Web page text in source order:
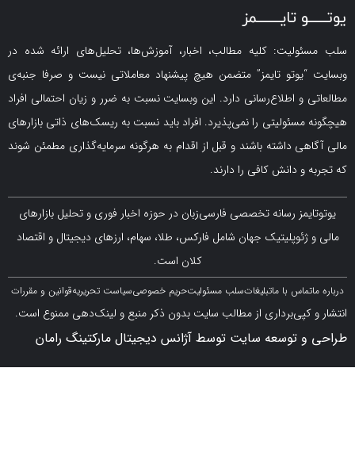
کلیه مطالب، اخبار، آموزش‌ها، تحلیل‌های ارائه شده در
تایمز” متضمن هیچ پیشنهاد معاملاتی نیست و صرفا جنبه‌ی
اطلاع‌رسانی دارد. این وبسایت نسبت به ضرر و زیان احتمالی افراد
را نمی‌پذیرد. افراد باید نسبت به ریسک‌های ذاتی بازارهای
داشته باشند و قبل از اقدام به هرگونه سرمایه‌گذاری مطمئن شوند
دانش کافی را دارند.
رسانه تخصصی فارسی‌زبان در حوزه اخبار فوری و تحلیل بازارهای
جهان شامل فارکس، طلا، سهام، ارزهای دیجیتال و اقتصاد
با ما تبلیغاتسلب مسئولیتحریم خصوصیسیاست تحریریهقوانین و مقررات
از مطالب سایت بدون ذکر منبع و لینک‌دهی ممنوع است.
سایت توسط آژانس دیجیتال مارکتینگ رامان